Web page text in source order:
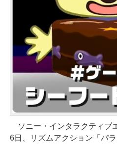
ソニー・インタラクティブ
6日、リズムアクション「パ